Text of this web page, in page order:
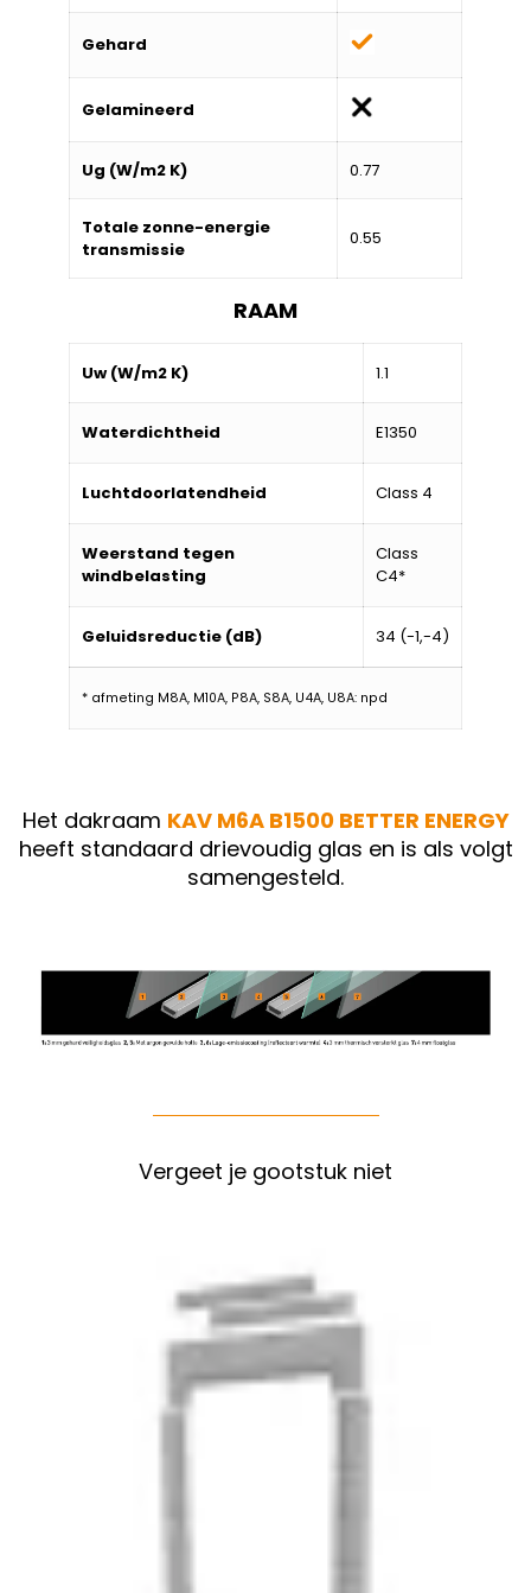
Gehard
Gelamineerd
Ug (W/m2 K) 0.77
Totale zonne-energie
transmissie
0.55
RAAM
Uw (W/m2 K) 1.1
Waterdichtheid E1350
Luchtdoorlatendheid Class 4
Weerstand tegen
windbelasting
Class
C4*
Geluidsreductie (dB) 34 (-1,-4)
* afmeting M8A, M10A, P8A, S8A, U4A, U8A: npd
Het dakraam KAV M6A B1500 BETTER ENERGY
heeft standaard drievoudig glas en is als volgt
samengesteld.
Vergeet je gootstuk niet